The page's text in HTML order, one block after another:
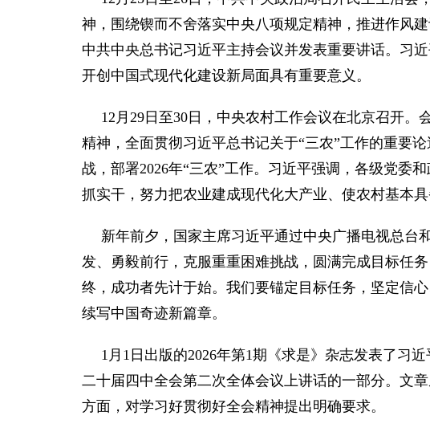
神，围绕锲而不舍落实中央八项规定精神，推进作风
中共中央总书记习近平主持会议并发表重要讲话。习
开创中国式现代化建设新局面具有重要意义。
12月29日至30日，中央农村工作会议在北京召开
精神，全面贯彻习近平总书记关于“三农”工作的重要
战，部署2026年“三农”工作。习近平强调，各级党委
抓实干，努力把农业建成现代化大产业、使农村基本
新年前夕，国家主席习近平通过中央广播电视总台
发、勇毅前行，克服重重困难挑战，圆满完成目标任
终，成功者先计于始。我们要锚定目标任务，坚定信
续写中国奇迹新篇章。
1月1日出版的2026年第1期《求是》杂志发表了习
二十届四中全会第二次全体会议上讲话的一部分。文
方面，对学习好贯彻好全会精神提出明确要求。